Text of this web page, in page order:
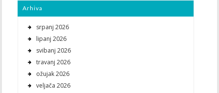
Arhiva
srpanj 2026
lipanj 2026
svibanj 2026
travanj 2026
ožujak 2026
veljača 2026